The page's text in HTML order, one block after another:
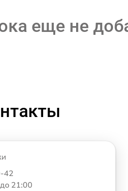
еще не
42
21:00